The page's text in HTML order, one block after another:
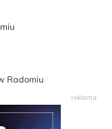
Radomiu